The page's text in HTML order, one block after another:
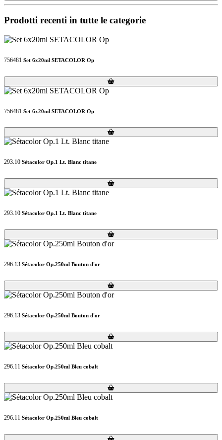
Prodotti recenti in tutte le categorie
756481 Set 6x20ml SETACOLOR Op
Loading...
Loading...
756481 Set 6x20ml SETACOLOR Op
Loading...
Loading...
293.10 Sétacolor Op.1 Lt. Blanc titane
Loading...
Loading...
293.10 Sétacolor Op.1 Lt. Blanc titane
Loading...
Loading...
296.13 Sétacolor Op.250ml Bouton d'or
Loading...
Loading...
296.13 Sétacolor Op.250ml Bouton d'or
Loading...
Loading...
296.11 Sétacolor Op.250ml Bleu cobalt
Loading...
Loading...
296.11 Sétacolor Op.250ml Bleu cobalt
Loading...
Loading...